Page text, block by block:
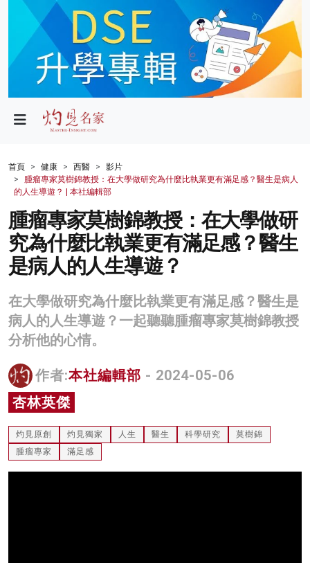
政局
財經
生活
健康
商業
科技
影片
名家榜
關於我們
首頁 健康 西醫
影片
腫瘤專家莫樹錦教授：在大學做研究為什麼比執業更有滿足感？醫生是病人
的人生導遊？ | 本社編輯部
腫瘤專家莫樹錦教授：在大學做研
究為什麼比執業更有滿足感？醫生
是病人的人生導遊？
在大學做研究為什麼比執業更有滿足感？醫生是
病人的人生導遊？一起聽聽腫瘤專家莫樹錦教授
分析他的心情。
作者:本社編輯部 - 2024-05-06
杏林英傑
灼見原創 灼見獨家 人生 醫生 科學研究
莫樹錦
腫瘤專家
滿足感